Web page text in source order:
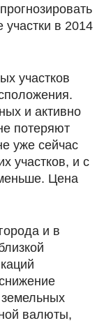
в 2014
участков
и активно
потеряют
уже сейчас
участков, и с
Цена
и в
валюты,